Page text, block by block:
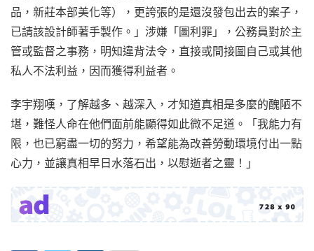
品，新莊本部美化等），更誇張的是還沒發包出去的案子，
已請該設計師著手製作。」涉嫌「圖利罪」，公務員對於主
管或監督之事務，明知違背法令，直接或間接圖自己或其他
私人不法利益，因而獲得利益者。
李宇翔嘆，了解越多、越深入，才知道真相是多麼的醜陋不
堪，難怪人命在他們面前能顯得如此微不足道。「我能力有
限，也已窮盡一切的努力，希望能為改善勞動環境付出一點
心力，並讓真相早日水落石出，以慰逝者之靈！」